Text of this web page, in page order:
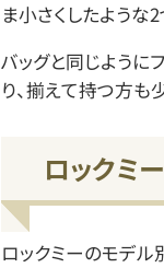
ま小さくしたような
バッグと同じように
り、揃えて持つ方も
ロックミ
ロックミーのモデ